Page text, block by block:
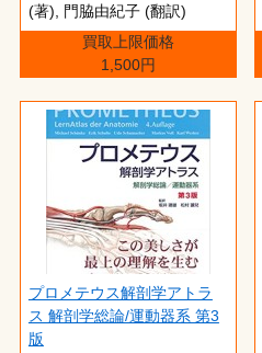
(著),‎ 門脇由紀子 (翻訳)
買取上限価格
1,500円
プロメテウス解剖学アトラ
ス 解剖学総論/運動器系 第3
版